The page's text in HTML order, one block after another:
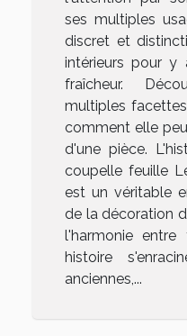
ses multiples
discret et
intérieurs pour y
fraîcheur.
multiples
comment elle
d'une pièce.
coupelle feuille
est un véritable
de la décoration
l'harmonie
histoire
anciennes,...